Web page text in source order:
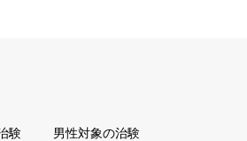
験 男性対象の治験